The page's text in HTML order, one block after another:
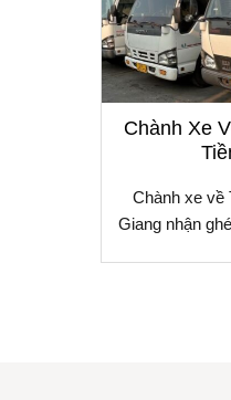
Chành Xe
Chành xe về
Giang nhận